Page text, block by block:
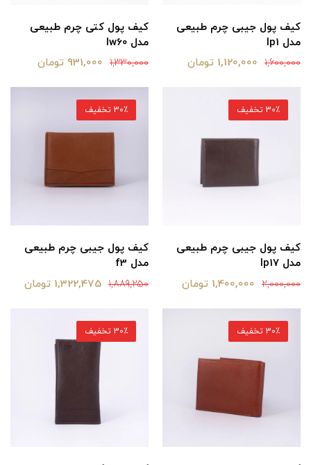
کیف پول جیبی چرم طبیعی
مدل lp1
1,600,000 1,120,000 تومان
کیف پول کتی چرم طبیعی
مدل lw60
1,330,000 931,000 تومان
کیف پول جیبی چرم طبیعی
مدل lp17
2,000,000 1,400,000 تومان
30٪ تخفیف
کیف پول جیبی چرم طبیعی
مدل f3
1,889,250 1,322,475 تومان
30٪ تخفیف
30٪ تخفیف 30٪ تخفیف